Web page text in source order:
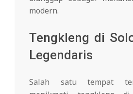
modern.
Tengkleng di
Legendaris
Salah satu tempat